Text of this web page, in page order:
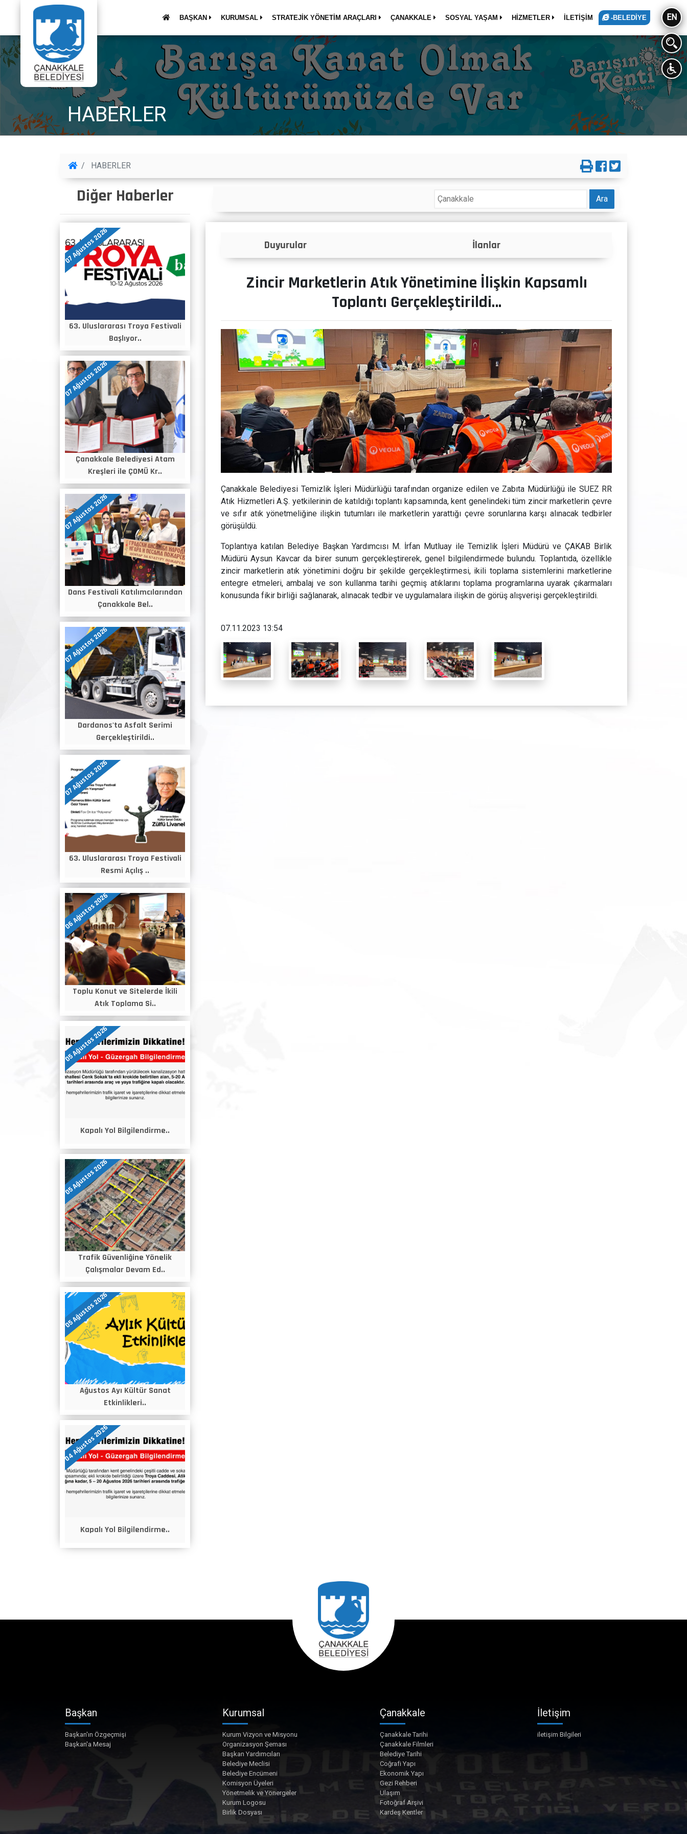
BAŞKAN KURUMSAL STRATEJİK YÖNETİM ARAÇLARI ÇANAKKALE SOSYAL YAŞAM HİZMETLER İLETİŞİM -BELEDİYE EN
HABERLER
HABERLER
Diğer Haberler
07 Ağustos 2026
63. Uluslararası Troya Festivali
Başlıyor..
07 Ağustos 2026
Çanakkale Belediyesi Atam
Kreşleri ile ÇOMÜ Kr..
07 Ağustos 2026
Dans Festivali Katılımcılarından
Çanakkale Bel..
07 Ağustos 2026
Dardanos'ta Asfalt Serimi
Gerçekleştirildi..
07 Ağustos 2026
63. Uluslararası Troya Festivali
Resmi Açılış ..
06 Ağustos 2026
Toplu Konut ve Sitelerde İkili
Atık Toplama Si..
05 Ağustos 2026
Kapalı Yol Bilgilendirme..
05 Ağustos 2026
Trafik Güvenliğine Yönelik
Çalışmalar Devam Ed..
05 Ağustos 2026
Ağustos Ayı Kültür Sanat
Etkinlikleri..
04 Ağustos 2026
Kapalı Yol Bilgilendirme..
Ara
Duyurular İlanlar Projeler
Zincir Marketlerin Atık Yönetimine İlişkin Kapsamlı
Toplantı Gerçekleştirildi…
Çanakkale Belediyesi Temizlik İşleri Müdürlüğü tarafından organize edilen ve Zabıta Müdürlüğü ile SUEZ RR
Atık Hizmetleri A.Ş. yetkilerinin de katıldığı toplantı kapsamında, kent genelindeki tüm zincir marketlerin çevre
ve sıfır atık yönetmeliğine ilişkin tutumları ile marketlerin yarattığı çevre sorunlarına karşı alınacak tedbirler
görüşüldü.
Toplantıya katılan Belediye Başkan Yardımcısı M. İrfan Mutluay ile Temizlik İşleri Müdürü ve ÇAKAB Birlik
Müdürü Aysun Kavcar da birer sunum gerçekleştirerek, genel bilgilendirmede bulundu. Toplantıda, özellikle
zincir marketlerin atık yönetimini doğru bir şekilde gerçekleştirmesi, ikili toplama sistemlerini marketlerine
entegre etmeleri, ambalaj ve son kullanma tarihi geçmiş atıklarını toplama programlarına uyarak çıkarmaları
konusunda fikir birliği sağlanarak, alınacak tedbir ve uygulamalara ilişkin de görüş alışverişi gerçekleştirildi.
07.11.2023 13:54
Başkan
Başkan'ın Özgeçmişi
Başkan'a Mesaj
Kurumsal
Kurum Vizyon ve Misyonu
Organizasyon Şeması
Başkan Yardımcıları
Belediye Meclisi
Belediye Encümeni
Komisyon Üyeleri
Yönetmelik ve Yönergeler
Kurum Logosu
Birlik Dosyası
Çanakkale
Çanakkale Tarihi
Çanakkale Filmleri
Belediye Tarihi
Coğrafi Yapı
Ekonomik Yapı
Gezi Rehberi
Ulaşım
Fotoğraf Arşivi
Kardeş Kentler
İletişim
iletişim Bilgileri